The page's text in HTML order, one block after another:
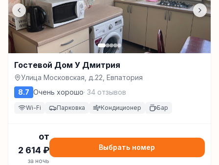
Гостевой Дом У Дмитрия
Улица Московская, д.22, Евпатория
8.7 Очень хорошо· 34 отзывов
Wi-Fi Парковка Кондиционер Бар
от
2 614 ₽
за ночь
Выбрать номер